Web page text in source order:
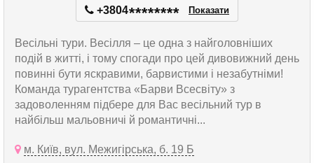
+3804******** Показати
Весільні тури. Весілля – це одна з найголовніших
подій в житті, і тому спогади про цей дивовижний день
повинні бути яскравими, барвистими і незабутніми!
Команда турагентства «Барви Всесвіту» з
задоволенням підбере для Вас весільний тур в
найбільш мальовничі й романтичні...
м. Київ, вул. Межигірська, б. 19 Б